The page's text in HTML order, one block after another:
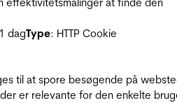
dagType: HTTP Cookie
til at spore besøgende på
er relevante for den enkelte